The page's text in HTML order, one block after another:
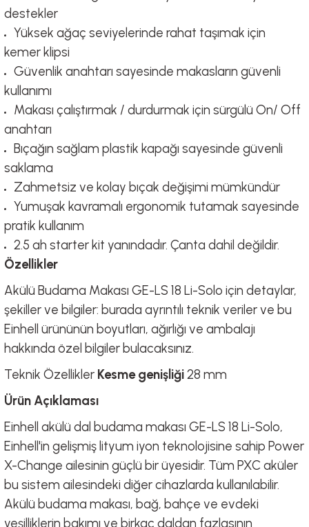
destekler
Yüksek ağaç seviyelerinde rahat taşımak için
kemer klipsi
Güvenlik anahtarı sayesinde makasların güvenli
kullanımı
Makası çalıştırmak / durdurmak için sürgülü On/ Off
anahtarı
Bıçağın sağlam plastik kapağı sayesinde güvenli
saklama
Zahmetsiz ve kolay bıçak değişimi mümkündür
Yumuşak kavramalı ergonomik tutamak sayesinde
pratik kullanım
2.5 ah starter kit yanındadır. Çanta dahil değildir.
Özellikler
Akülü Budama Makası GE-LS 18 Li-Solo için detaylar,
şekiller ve bilgiler: burada ayrıntılı teknik veriler ve bu
Einhell ürününün boyutları, ağırlığı ve ambalajı
hakkında özel bilgiler bulacaksınız.
Teknik Özellikler Kesme genişliği28 mm
Ürün Açıklaması
Einhell akülü dal budama makası GE-LS 18 Li-Solo,
Einhell'in gelişmiş lityum iyon teknolojisine sahip Power
X-Change ailesinin güçlü bir üyesidir. Tüm PXC aküler
bu sistem ailesindeki diğer cihazlarda kullanılabilir.
Akülü budama makası, bağ, bahçe ve evdeki
yeşilliklerin bakımı ve birkaç daldan fazlasının